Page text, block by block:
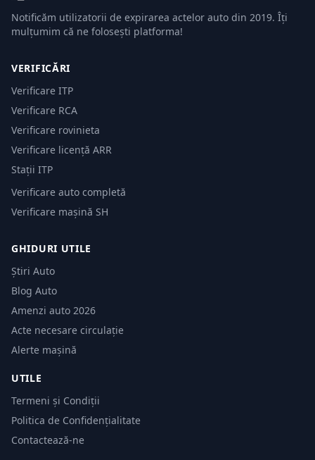
Notificăm utilizatorii de expirarea actelor auto din 2019. Îți
mulțumim că ne folosești platforma!
VERIFICĂRI
Verificare ITP
Verificare RCA
Verificare rovinieta
Verificare licență ARR
Stații ITP
Verificare auto completă
Verificare mașină SH
GHIDURI UTILE
Știri Auto
Blog Auto
Amenzi auto 2026
Acte necesare circulație
Alerte mașină
UTILE
Termeni și Condiții
Politica de Confidențialitate
Contactează-ne